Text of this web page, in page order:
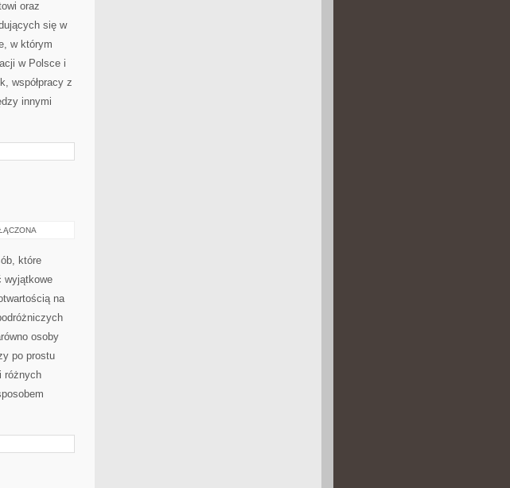
oraz
się w
w którym
w Polsce i
współpracy z
innymi
które
wyjątkowe
na
osoby
po prostu
różnych